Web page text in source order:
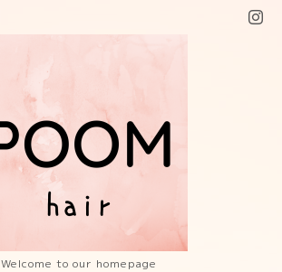
Welcome to our homepage